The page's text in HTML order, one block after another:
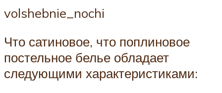
volshebnie_nochi
Что сатиновое, что поплиновое
постельное белье обладает
следующими характеристиками: